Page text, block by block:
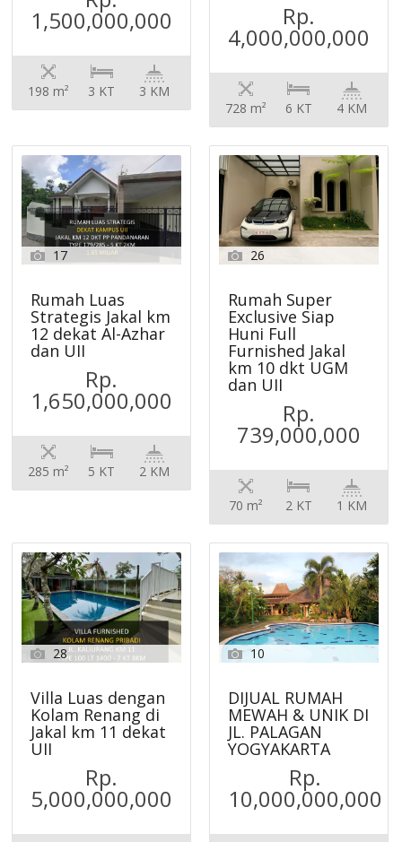
1,500,000,000
198 m² 3 KT 3 KM
Rp.
4,000,000,000
728 m² 6 KT 4 KM
17
Rumah Luas
Strategis Jakal km
12 dekat Al-Azhar
dan UII
Rp.
1,650,000,000
285 m² 5 KT 2 KM
26
Rumah Super
Exclusive Siap
Huni Full
Furnished Jakal
km 10 dkt UGM
dan UII
Rp.
739,000,000
70 m² 2 KT 1 KM
28
Villa Luas dengan
Kolam Renang di
Jakal km 11 dekat
UII
Rp.
5,000,000,000
10
DIJUAL RUMAH
MEWAH & UNIK DI
JL. PALAGAN
YOGYAKARTA
Rp.
10,000,000,000